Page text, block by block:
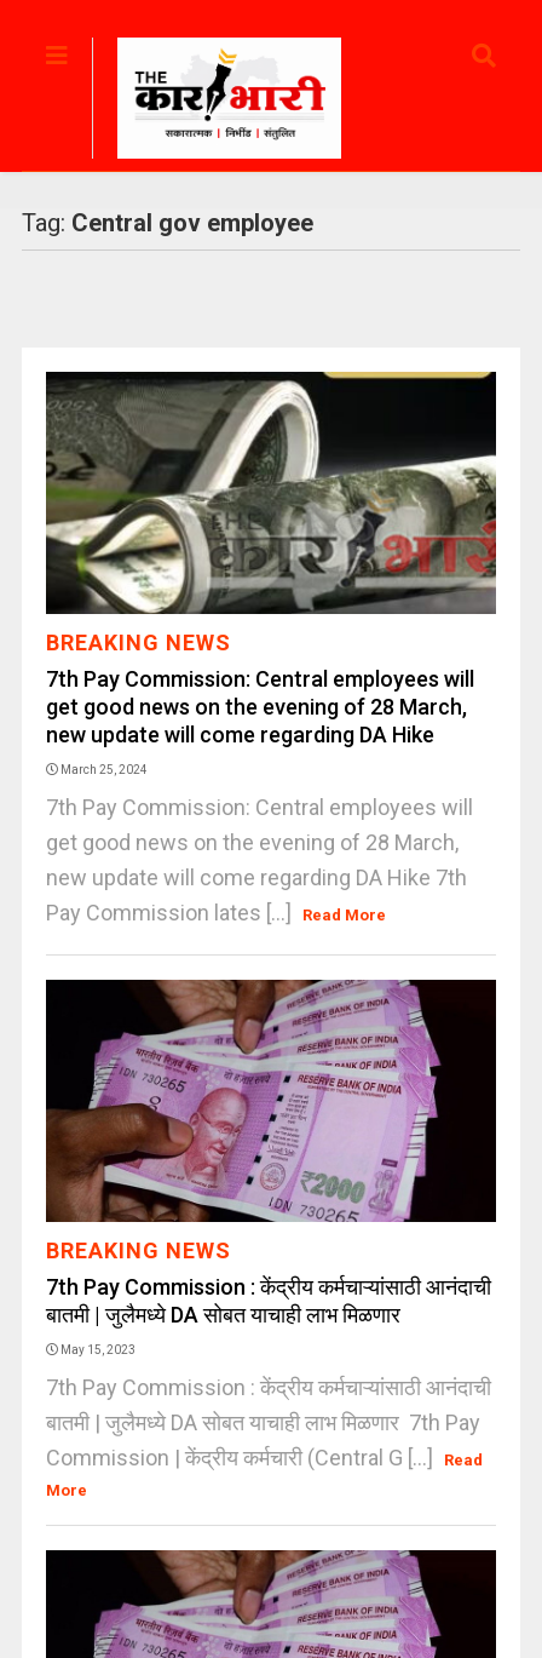
Tag: Central gov employee
BREAKING NEWS
7th Pay Commission: Central employees will
get good news on the evening of 28 March,
new update will come regarding DA Hike
March 25, 2024
7th Pay Commission: Central employees will
get good news on the evening of 28 March,
new update will come regarding DA Hike 7th
Pay Commission lates [...]
Read More
BREAKING NEWS
7th Pay Commission : केंद्रीय कर्मचाऱ्यांसाठी आनंदाची
बातमी | जुलैमध्ये DA सोबत याचाही लाभ मिळणार
May 15, 2023
7th Pay Commission : केंद्रीय कर्मचाऱ्यांसाठी आनंदाची
बातमी | जुलैमध्ये DA सोबत याचाही लाभ मिळणार 7th Pay
Commission | केंद्रीय कर्मचारी (Central G [...]
Read
More